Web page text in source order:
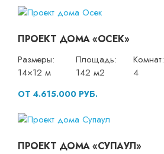
ПРОЕКТ ДОМА «ОСЕК»
Размеры:
14×12 м
Площадь:
142 м2
Комнат:
4
ОТ 4.615.000 РУБ.
ПРОЕКТ ДОМА «СУПАУЛ»